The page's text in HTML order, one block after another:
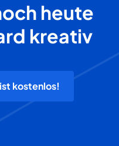
heute
kreativ
kostenlos!